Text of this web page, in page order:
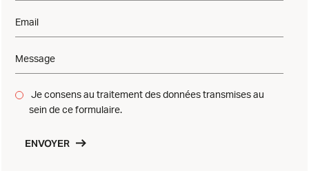
Je consens au traitement des données transmises au
sein de ce formulaire.
ENVOYER